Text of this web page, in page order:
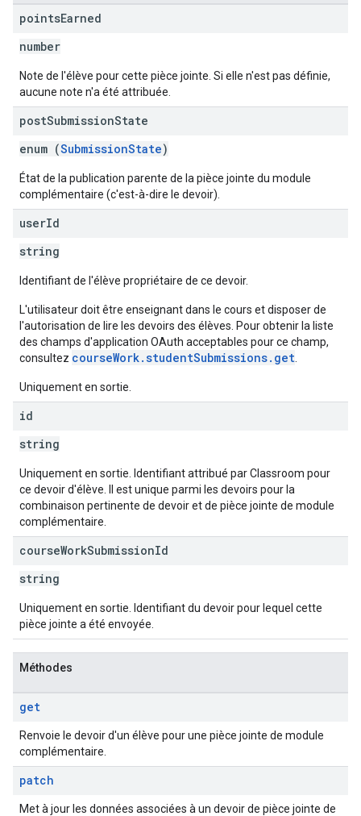
pointsEarned
number
Note de l'élève pour cette pièce jointe. Si elle n'est pas définie,
aucune note n'a été attribuée.
postSubmissionState
enum (SubmissionState)
État de la publication parente de la pièce jointe du module
complémentaire (c'est-à-dire le devoir).
userId
string
Identifiant de l'élève propriétaire de ce devoir.
L'utilisateur doit être enseignant dans le cours et disposer de
l'autorisation de lire les devoirs des élèves. Pour obtenir la liste
des champs d'application OAuth acceptables pour ce champ,
consultez courseWork.studentSubmissions.get
Uniquement en sortie.
id
string
Uniquement en sortie. Identifiant attribué par Classroom pour
ce devoir d'élève. Il est unique parmi les devoirs pour la
combinaison pertinente de devoir et de pièce jointe de module
complémentaire.
courseWorkSubmissionId
string
Uniquement en sortie. Identifiant du devoir pour lequel cette
pièce jointe a été envoyée.
Méthodes
get
Renvoie le devoir d'un élève pour une pièce jointe de module
complémentaire.
patch
Met à jour les données associées à un devoir de pièce jointe de